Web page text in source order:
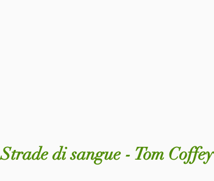
Strade di sangue - Tom Coffey